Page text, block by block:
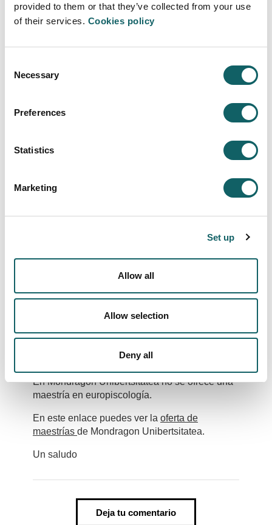
provided to them or that they’ve collected from your use
of their services. Cookies policy
Selection
Necessary
Preferences
Statistics
Marketing
Set up
Allow all
Allow selection
Deny all
Aún así, la admisión se realiza en base a otra
De todos modos, te sugerimos que te pongas
en contacto con la facultad en la que se imparte
den los detalles concretos del proceso en ese
PREGUNTA
Maestría en neuropsicologia?
RESPUESTA
En Mondragon Unibertsitatea no se ofrece una
maestría en europiscología.
En este enlace puedes ver la oferta de
maestrías de Mondragon Unibertsitatea.
Un saludo
Deja tu comentario